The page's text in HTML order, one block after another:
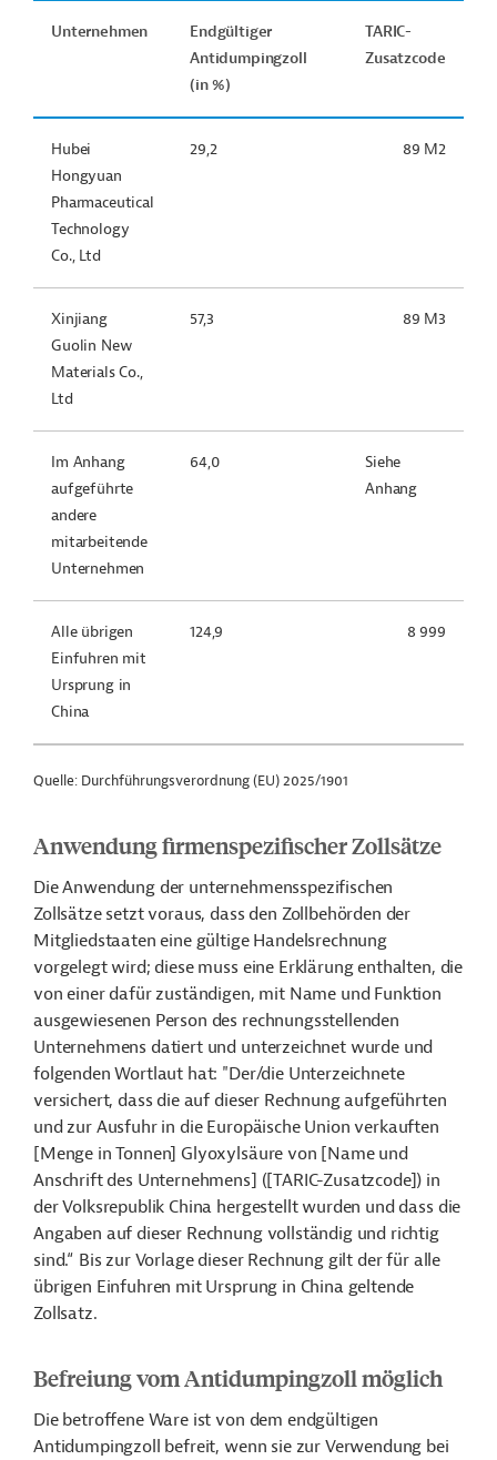
Unternehmen
Endgültiger
Antidumpingzoll
(in %)
TARIC-
Zusatzcode
Hubei
Hongyuan
Pharmaceutical
Technology
Co., Ltd
29,2 89 M2
Xinjiang
Guolin New
Materials Co.,
Ltd
57,3 89 M3
Im Anhang
aufgeführte
andere
mitarbeitende
Unternehmen
64,0
Siehe
Anhang
Alle übrigen
Einfuhren mit
Ursprung in
China
124,9 8 999
Quelle: Durchführungsverordnung (EU) 2025/1901
Anwendung firmenspezifischer Zollsätze
Die Anwendung der unternehmensspezifischen
Zollsätze setzt voraus, dass den Zollbehörden der
Mitgliedstaaten eine gültige Handelsrechnung
vorgelegt wird; diese muss eine Erklärung enthalten, die
von einer dafür zuständigen, mit Name und Funktion
ausgewiesenen Person des rechnungsstellenden
Unternehmens datiert und unterzeichnet wurde und
folgenden Wortlaut hat: "Der/die Unterzeichnete
versichert, dass die auf dieser Rechnung aufgeführten
und zur Ausfuhr in die Europäische Union verkauften
[Menge in Tonnen] Glyoxylsäure von [Name und
Anschrift des Unternehmens] ([TARIC-Zusatzcode]) in
der Volksrepublik China hergestellt wurden und dass die
Angaben auf dieser Rechnung vollständig und richtig
sind.“ Bis zur Vorlage dieser Rechnung gilt der für alle
übrigen Einfuhren mit Ursprung in China geltende
Zollsatz.
Befreiung vom Antidumpingzoll möglich
Die betroffene Ware ist von dem endgültigen
Antidumpingzoll befreit, wenn sie zur Verwendung bei